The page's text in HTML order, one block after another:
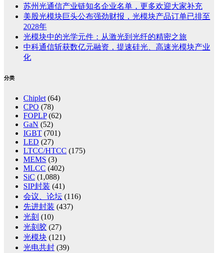
苏州光通信产业链知名企业名单，更多欢迎大家补充
美股光模块巨头公布强劲财报，光模块产品订单已排至
2028年
光模块中的光学元件：从激光到光纤的精密之旅
中科通信斩获数亿元融资，提速硅光、高速光模块产业
化
分类
Chiplet (64)
CPO (78)
FOPLP(62)
GaN (52)
IGBT (701)
LED (27)
LTCC/HTCC (175)
MEMS (3)
MLCC (402)
SiC (1,088)
SIP封装 (41)
会议、论坛 (116)
先进封装 (437)
光刻 (10)
光刻胶 (27)
光模块 (121)
光电共封 (39)